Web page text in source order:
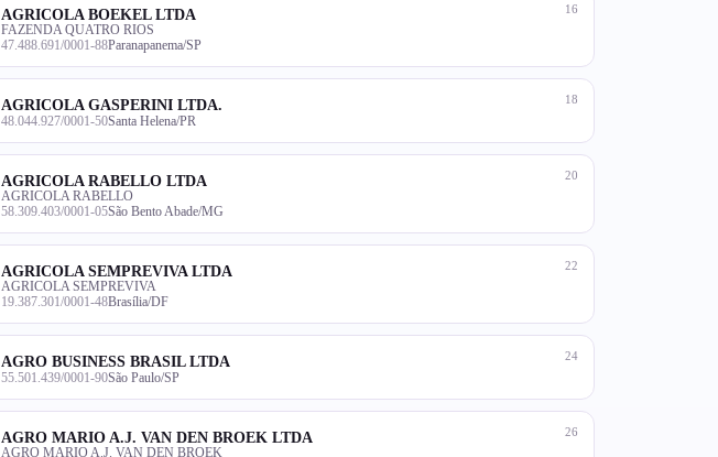
16
AGRICOLA BOEKEL LTDA
FAZENDA QUATRO RIOS
47.488.691/0001-88Paranapanema/SP
18
AGRICOLA GASPERINI LTDA.
48.044.927/0001-50Santa Helena/PR
20
AGRICOLA RABELLO LTDA
AGRICOLA RABELLO
58.309.403/0001-05São Bento Abade/MG
22
AGRICOLA SEMPREVIVA LTDA
AGRICOLA SEMPREVIVA
19.387.301/0001-48Brasília/DF
24
AGRO BUSINESS BRASIL LTDA
55.501.439/0001-90São Paulo/SP
26
AGRO MARIO A.J. VAN DEN BROEK LTDA
AGRO MARIO A.J. VAN DEN BROEK